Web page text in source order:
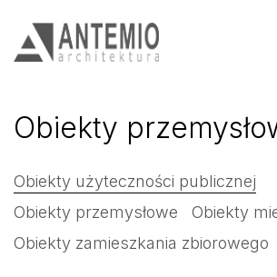
Obiekty
Obiekty użyteczności publicznej
Obiekty przemysłowe
Obiekty
Obiekty zamieszkania zbiorowego